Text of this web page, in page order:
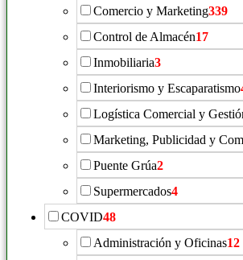
Comercio y Marketing339
Control de Almacén17
Inmobiliaria3
Interiorismo y Escaparatismo
Logística Comercial y
Marketing, Publicidad y
Puente Grúa2
Supermercados4
COVID48
Administración y Oficinas12